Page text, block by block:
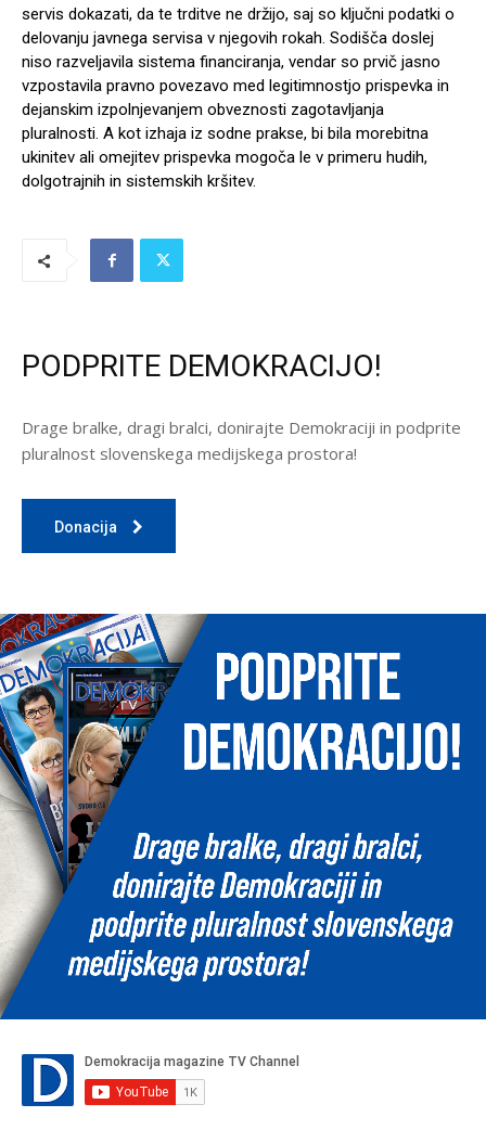
servis dokazati, da te trditve ne držijo, saj so ključni podatki o
delovanju javnega servisa v njegovih rokah. Sodišča doslej
niso razveljavila sistema financiranja, vendar so prvič jasno
vzpostavila pravno povezavo med legitimnostjo prispevka in
dejanskim izpolnjevanjem obveznosti zagotavljanja
pluralnosti. A kot izhaja iz sodne prakse, bi bila morebitna
ukinitev ali omejitev prispevka mogoča le v primeru hudih,
dolgotrajnih in sistemskih kršitev.
PODPRITE DEMOKRACIJO!
Drage bralke, dragi bralci, donirajte Demokraciji in podprite
pluralnost slovenskega medijskega prostora!
Donacija